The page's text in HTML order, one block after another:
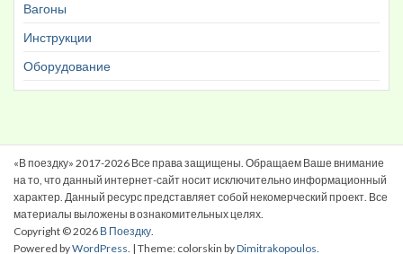
Вагоны
Инструкции
Оборудование
«В поездку» 2017-2026 Все права защищены. Обращаем Ваше внимание
на то, что данный интернет-сайт носит исключительно информационный
характер. Данный ресурс представляет собой некомерческий проект. Все
материалы выложены в ознакомительных целях.
Copyright © 2026 В Поездку.
Powered byWordPress. | Theme: colorskin byDimitrakopoulos.